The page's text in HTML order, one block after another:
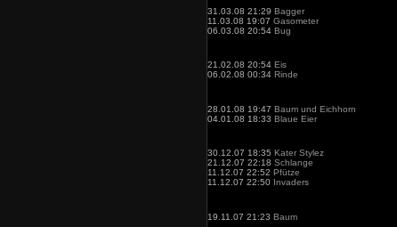
31.03.08 21:29 Bagger
11.03.08 19:07 Gasometer
06.03.08 20:54 Bug
21.02.08 20:54 Eis
06.02.08 00:34 Rinde
28.01.08 19:47 Baum und Eichhorn
04.01.08 18:33 Blaue Eier
30.12.07 18:35 Kater Stylez
21.12.07 22:18 Schlange
11.12.07 22:52 Pfütze
11.12.07 22:50 Invaders
19.11.07 21:23 Baum